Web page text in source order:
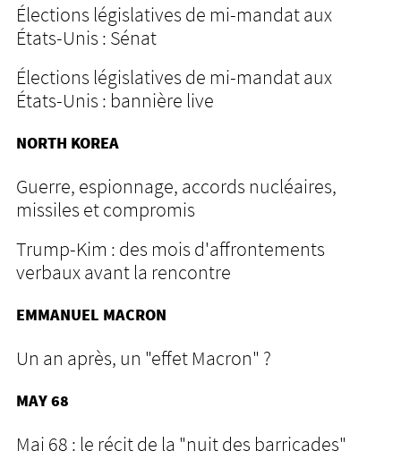
Élections législatives de mi-mandat aux
États-Unis : Sénat
Élections législatives de mi-mandat aux
États-Unis : bannière live
NORTH KOREA
Guerre, espionnage, accords nucléaires,
missiles et compromis
Trump-Kim : des mois d'affrontements
verbaux avant la rencontre
EMMANUEL MACRON
Un an après, un "effet Macron" ?
MAY 68
Mai 68 : le récit de la "nuit des barricades"